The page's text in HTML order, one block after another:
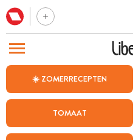
☀️ ZOMERRECEPTEN
TOMAAT
BEZOEK ONZE ANDERE WEBSITES
WEEKMENU